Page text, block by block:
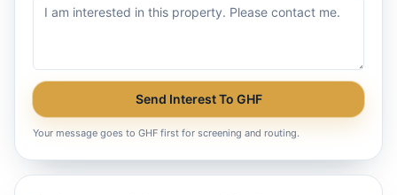
Send Interest To GHF
Your message goes to GHF first for screening and routing.